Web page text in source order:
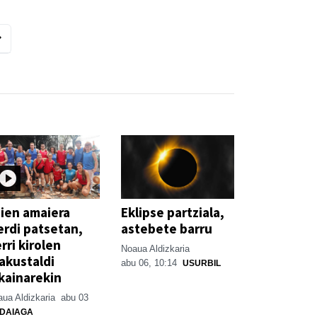
amaiera
patsetan,
kirolen
Aldizkaria abu 03
Eklipse partziala,
astebete barru
Noaua Aldizkaria
abu 06, 10:14 USURBIL